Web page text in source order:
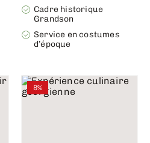
Cadre historique
Grandson
Service en costumes
d’époque
8%